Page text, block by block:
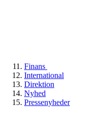
Finans
International
Direktion
Nyhed
Pressenyheder